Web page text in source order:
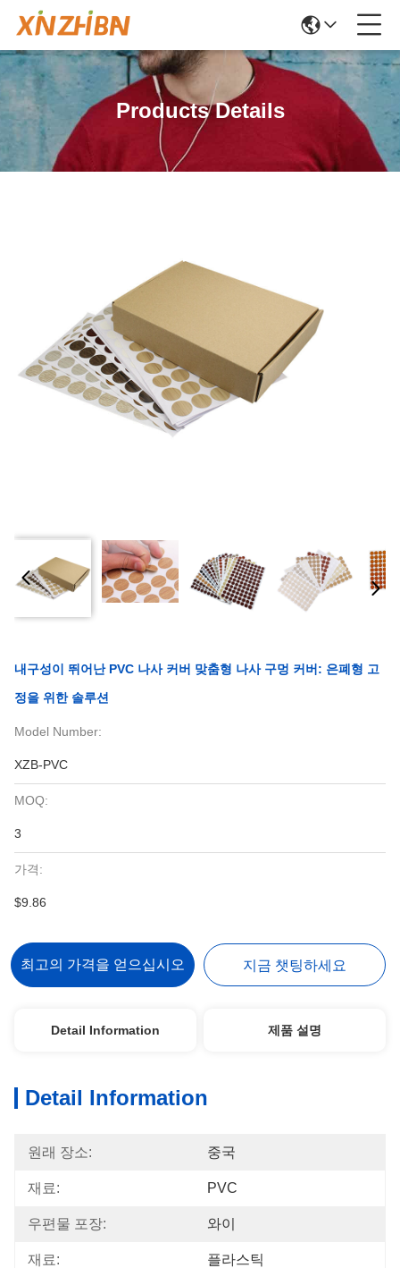
Products Details
내구성이 뛰어난 PVC 나사 커버 맞춤형 나사 구멍 커버: 은폐형 고
정을 위한 솔루션
Model Number:
XZB-PVC
MOQ:
3
가격:
$9.86
최고의 가격을 얻으십시오 지금 챗팅하세요
Detail Information 제품 설명
Detail Information
원래 장소: 중국
재료: PVC
우편물 포장: 와이
재료: 플라스틱